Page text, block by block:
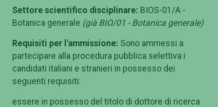
Settore scientifico disciplinare: BIOS-01/A -
Botanica generale (già BIO/01 - Botanica generale)
Requisiti per l'ammissione: Sono ammessi a
partecipare alla procedura pubblica selettiva i
candidati italiani e stranieri in possesso dei
seguenti requisiti:
essere in possesso del titolo di dottore di ricerca